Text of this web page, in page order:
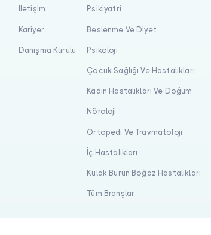
İletişim
Kariyer
Danışma Kurulu
Psikiyatri
Beslenme Ve Diyet
Psikoloji
Çocuk Sağlığı Ve Hastalıkları
Kadın Hastalıkları Ve Doğum
Nöroloji
Ortopedi Ve Travmatoloji
İç Hastalıkları
Kulak Burun Boğaz Hastalıkları
Tüm Branşlar